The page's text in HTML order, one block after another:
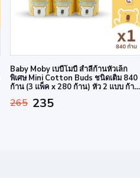
Baby Moby เบบี้โมบี้ สำลีก้านหัวเล็ก
พิเศษ Mini Cotton Buds ชนิดเติม 840
ก้าน (3 แพ็ค x 280 ก้าน) หัว 2 แบบ ก้าน
265 235